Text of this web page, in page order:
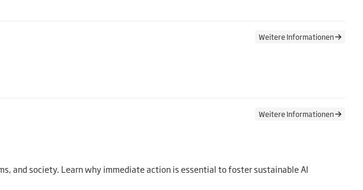
Weitere Informationen
Weitere Informationen
and society. Learn why immediate action is essential to foster sustainable AI